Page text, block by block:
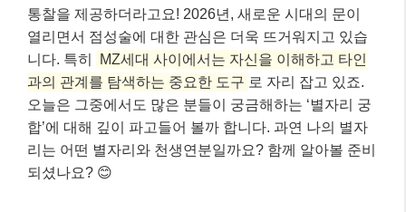
통찰을 제공하더라고요! 2026년, 새로운 시대의 문이
열리면서 점성술에 대한 관심은 더욱 뜨거워지고 있습
니다. 특히
MZ세대 사이에서는 자신을 이해하고 타인
과의 관계를 탐색하는 중요한 도구 로 자리 잡고 있죠.
오늘은 그중에서도 많은 분들이 궁금해하는 ‘별자리 궁
합’에 대해 깊이 파고들어 볼까 합니다. 과연 나의 별자
리는 어떤 별자리와 천생연분일까요? 함께 알아볼 준비
되셨나요? 😊